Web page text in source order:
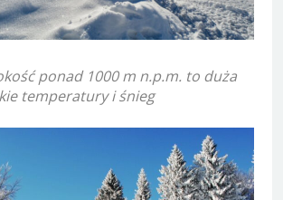
ponad 1000 m n.p.m. to duża
temperatury i śnieg